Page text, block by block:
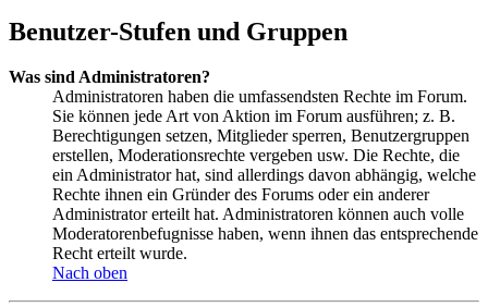
Benutzer-Stufen und Gruppen
Was sind Administratoren?
Administratoren haben die umfassendsten Rechte im Forum.
Sie können jede Art von Aktion im Forum ausführen; z. B.
Berechtigungen setzen, Mitglieder sperren, Benutzergruppen
erstellen, Moderationsrechte vergeben usw. Die Rechte, die
ein Administrator hat, sind allerdings davon abhängig, welche
Rechte ihnen ein Gründer des Forums oder ein anderer
Administrator erteilt hat. Administratoren können auch volle
Moderatorenbefugnisse haben, wenn ihnen das entsprechende
Recht erteilt wurde.
Nach oben